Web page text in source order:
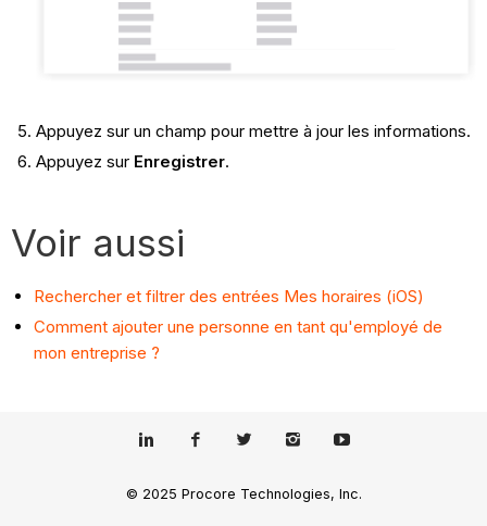
Appuyez sur un champ pour mettre à jour les informations.
Appuyez sur Enregistrer.
Voir aussi
Rechercher et filtrer des entrées Mes horaires (iOS)
Comment ajouter une personne en tant qu'employé de
mon entreprise ?
© 2025 Procore Technologies, Inc.